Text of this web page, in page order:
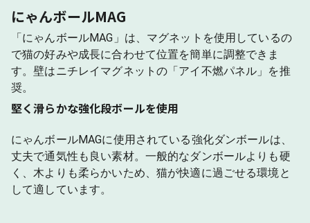
にゃんボールMAG
「にゃんボールMAG」は、マグネットを使用しているの
で猫の好みや成長に合わせて位置を簡単に調整できま
す。壁はニチレイマグネットの「アイ不燃パネル」を推
奨。
堅く滑らかな強化段ボールを使用
にゃんボールMAGに使用されている強化ダンボールは、
丈夫で通気性も良い素材。一般的なダンボールよりも硬
く、木よりも柔らかいため、猫が快適に過ごせる環境と
して適しています。